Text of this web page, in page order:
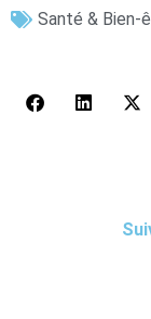
Santé & Bien-